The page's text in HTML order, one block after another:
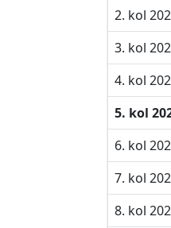
2. kol
3. kol
4. kol
5. kol
6. kol
7. kol
8. kol